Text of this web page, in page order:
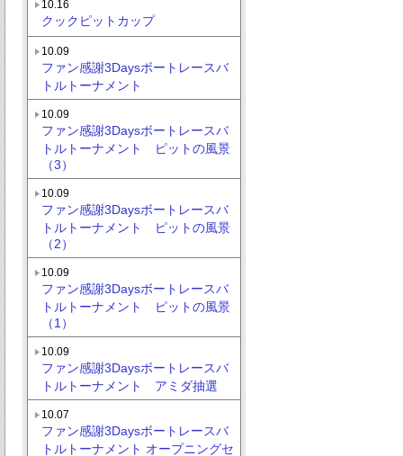
10.16
クックピットカップ
10.09
ファン感謝3Daysボートレースバ
トルトーナメント
10.09
ファン感謝3Daysボートレースバ
トルトーナメント ピットの風景
（3）
10.09
ファン感謝3Daysボートレースバ
トルトーナメント ピットの風景
（2）
10.09
ファン感謝3Daysボートレースバ
トルトーナメント ピットの風景
（1）
10.09
ファン感謝3Daysボートレースバ
トルトーナメント アミダ抽選
10.07
ファン感謝3Daysボートレースバ
トルトーナメント オープニングセ